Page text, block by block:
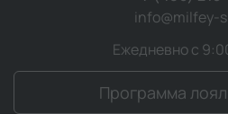
info@milfey-
Ежедневно с
Программа